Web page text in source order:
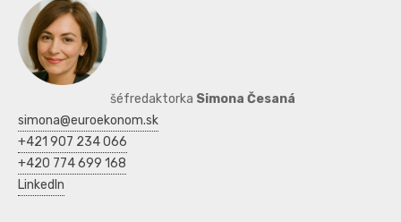
šéfredaktorka Simona Česaná
simona@euroekonom.sk
+421 907 234 066
+420 774 699 168
LinkedIn